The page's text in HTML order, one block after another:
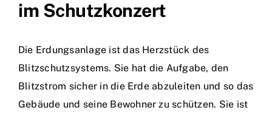
im Schutzkonzert
Die Erdungsanlage ist das Herzstück des
Blitzschutzsystems. Sie hat die Aufgabe, den
Blitzstrom sicher in die Erde abzuleiten und so das
Gebäude und seine Bewohner zu schützen. Sie ist